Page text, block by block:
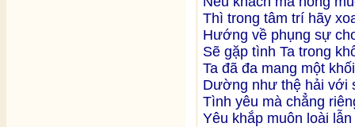
Thì trong tâm trí hãy
Hướng về phụng sự
Sẽ gặp tình Ta trong
Ta đã đa mang một
Dường như thệ hải với
Tình yêu mà chẳng
Yêu khắp muôn loài lẫn